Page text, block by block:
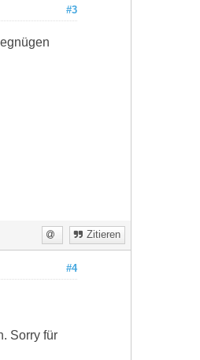
#3
Zitieren
#4
Sorry für